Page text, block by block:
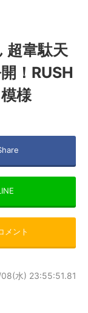
超韋駄天
！RUSH
様
メント
水) 23:55:51.81